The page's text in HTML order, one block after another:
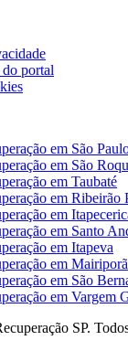
do portal
em São
em São
em Taubaté
em Ribeirão
em
em Santo
em Itapeva
em Mairiporã
em São
em Vargem
SP.